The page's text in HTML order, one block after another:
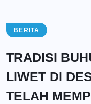
BERITA
TRADISI
LIWET DI
TELAH